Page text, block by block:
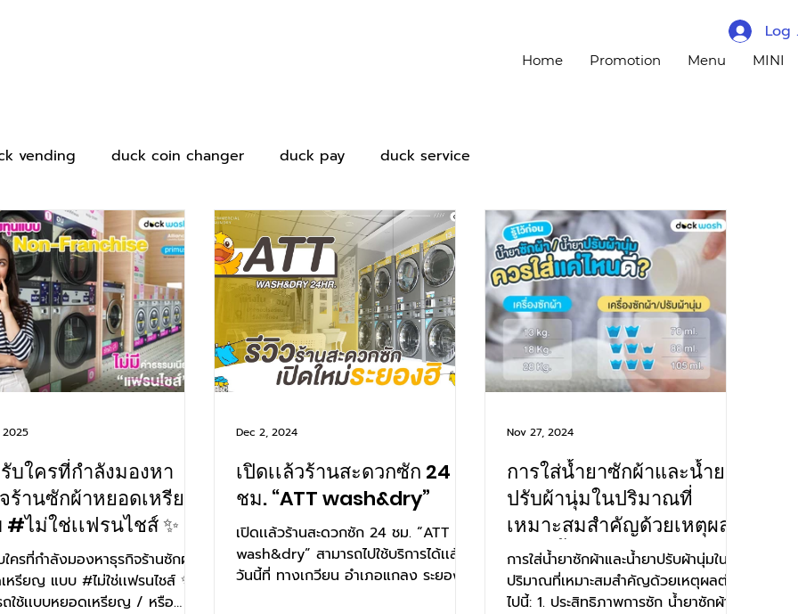
Home Promotion Menu MINI
Log
vending duck coin changer duck pay duck service
บใครที่กำลังมองหา
ร้านซักผ้าหยอดเหรียญ
#ไม่ใช่เเฟรนไชส์ ✨
ครที่กำลังมองหาธุรกิจร้านซักผ้า
หรียญ แบบ #ไม่ใช่เเฟรนไชส์ ✨
ถใช้เเบบหยอดเหรียญ / หรือ
2025
เปิดเเล้วร้านสะดวกซัก 24
ชม. “ATT wash&dry”
เปิดเเล้วร้านสะดวกซัก 24 ชม. “ATT
wash&dry” สามารถไปใช้บริการได้เเล้ว
วันนี้ที่ ทางเกวียน อำเภอแกลง ระยอง
Dec 2, 2024
การใส่น้ำยาซักผ้าและน้ำยา
ปรับผ้านุ่มในปริมาณที่
เหมาะสมสำคัญด้วยเหตุผล
ต่อไปนี้:
การใส่น้ำยาซักผ้าและน้ำยาปรับผ้านุ่มใน
ปริมาณที่เหมาะสมสำคัญด้วยเหตุผลต่อ
ไปนี้: 1. ประสิทธิภาพการซัก น้ำยาซักผ้า
Nov 27, 2024